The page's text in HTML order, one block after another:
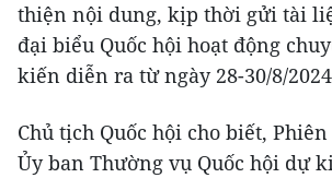
thiện nội dung, kịp thời gửi tài
đại biểu Quốc hội hoạt động
kiến diễn ra từ ngày 28-30/8/
Chủ tịch Quốc hội cho biết,
Ủy ban Thường vụ Quốc hội dự